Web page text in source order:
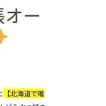
ー
【北海道で唯